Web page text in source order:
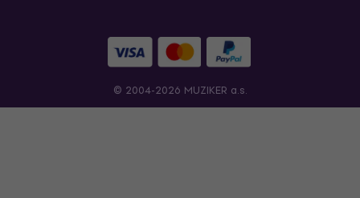
© 2004-2026 MUZIKER a.s.